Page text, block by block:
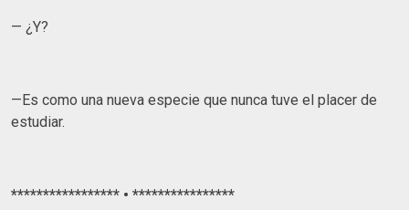
— ¿Y?
—Es como una nueva especie que nunca tuve el placer de
estudiar.
***************** • ****************